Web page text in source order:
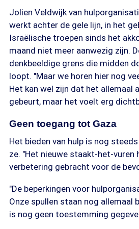
Jolien Veldwijk van
werkt achter de gele lijn, in het
Israëlische troepen sinds het
maand niet meer aanwezig zijn.
denkbeeldige grens die midden
loopt. "Maar we horen hier nog
Het kan wel zijn dat het allemaal
gebeurt, maar het voelt erg
Geen toegang tot Gaza
Het bieden van hulp is nog
ze. "Het nieuwe staakt-het-vuren
verbetering gebracht voor de
"De beperkingen voor
Onze spullen staan nog allemaal
is nog geen toestemming